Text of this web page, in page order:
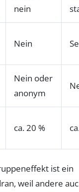
nein
Nein
Nein oder
anonym
ca. 20 %
ist ein
weil andere